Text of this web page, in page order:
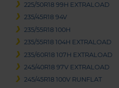
225/50R18 99H EXTRALOAD
235/45R18 94V
235/55R18 100H
235/55R18 104H EXTRALOAD
235/60R18 107H EXTRALOAD
245/40R18 97V EXTRALOAD
245/45R18 100V RUNFLAT